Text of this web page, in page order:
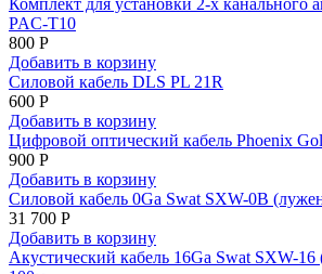
Комплект для установки 2-х канального
PAC-T10
800 Р
Добавить в корзину
Силовой кабель DLS PL 21R
600 Р
Добавить в корзину
Цифровой оптический кабель Phoenix
900 Р
Добавить в корзину
Силовой кабель 0Ga Swat SXW-0B
31 700 Р
Добавить в корзину
Акустический кабель 16Ga Swat SXW-16